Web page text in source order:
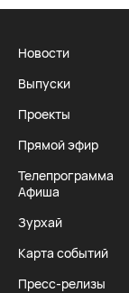
Новости
Выпуски
Проекты
Прямой эфир
Телепрограмма
Афиша
Зурхай
Карта событий
Пресс-релизы